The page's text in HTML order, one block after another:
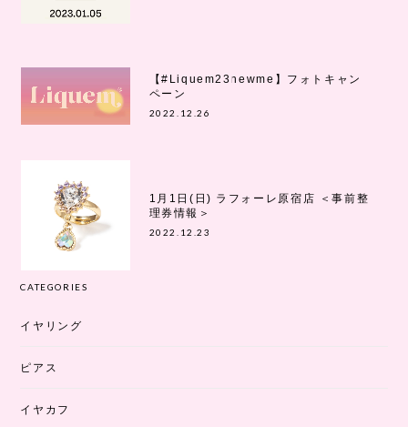
【#Liquem23newme】フォトキャン
ペーン
2022.12.26
1月1日(日) ラフォーレ原宿店 ＜事前整
理券情報＞
2022.12.23
CATEGORIES
イヤリング
ピアス
イヤカフ